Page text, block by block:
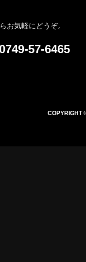
お気軽にどうぞ。
0749-57-6465